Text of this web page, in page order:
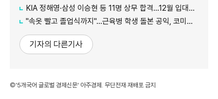
KIA 정해영·삼성 이승현 등 11명 상무 합격…12월 입대해 2028년 6월 전역
"속옷 빨고 졸업식까지"…근육병 학생 돌본 공익, 코미디언 김규원이었다
기자의 다른기사
©'5개국어 글로벌 경제신문' 아주경제. 무단전재·재배포 금지